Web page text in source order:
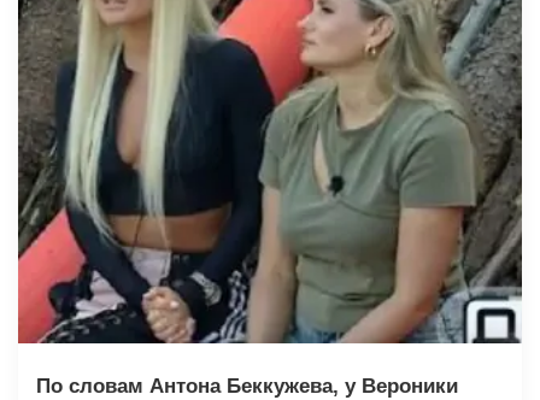
По словам Антона Беккужева, у Вероники